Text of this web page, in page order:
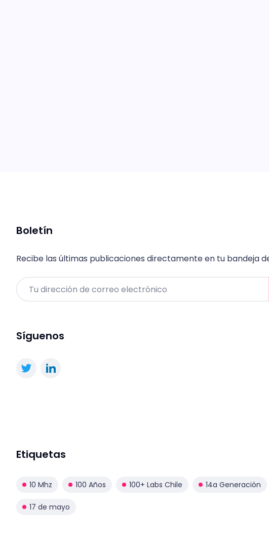
Boletín
Recibe las últimas publicaciones directamente en tu bandeja
Email
Síguenos
Etiquetas
10 Mhz 100 Años 100+ Labs Chile 14a Generación
17 de mayo